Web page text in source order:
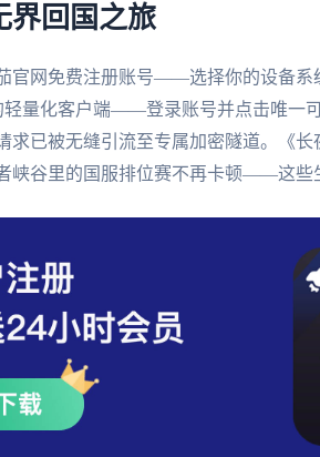
界回国之旅
官网免费注册账号——选择你的设备系
量化客户端——登录账号并点击唯一
求已被无缝引流至专属加密隧道。《
峡谷里的国服排位赛不再卡顿——这些